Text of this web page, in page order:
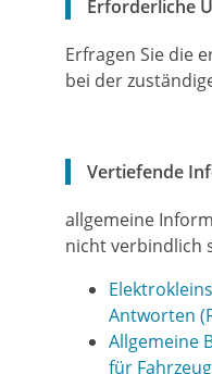
Erforderliche
Erfragen Sie die
bei der
Vertiefende
allgemeine
nicht verbindlich
Antworten
Allgemeine
für